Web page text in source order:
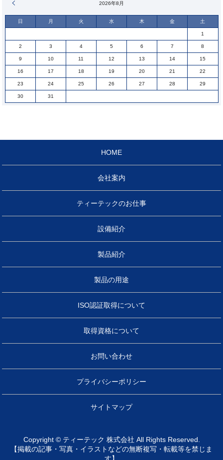
2026年8月
日 月 火 水 木 金 土
1
2 3 4 5 6 7 8
9 10 11 12 13 14 15
16 17 18 19 20 21 22
23 24 25 26 27 28 29
30 31
HOME
会社案内
ティーテックのお仕事
設備紹介
製品紹介
製品の用途
ISO認証取得について
取得資格について
お問い合わせ
プライバシーポリシー
サイトマップ
Copyright © ティーテック 株式会社 All Rights Reserved.
【掲載の記事・写真・イラストなどの無断複写・転載等を禁じま